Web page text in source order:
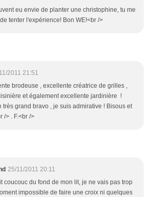
eu envie de planter une christophine, tu me
tenter l'expérience! Bon WE!<br />
2011 21:51
brodeuse , excellente créatrice de grilles ,
et également excellente jardinière !
très grand bravo , je suis admirative ! Bisous et
/> . F.<br />
25/11/2011 20:11
coucouc du fond de mon lit, je ne vais pas trop
impossible de faire une croix ni quelques